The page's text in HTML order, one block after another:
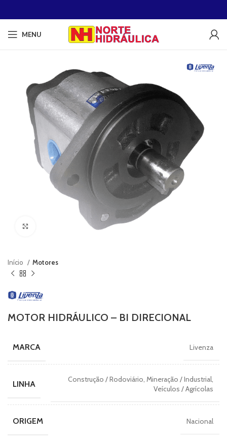
MENU
Clique para ampliar
Início Motores
MOTOR HIDRÁULICO – BI DIRECIONAL
MARCA Livenza
LINHA
Construção / Rodoviário, Mineração / Industrial,
Veículos / Agrícolas
ORIGEM Nacional